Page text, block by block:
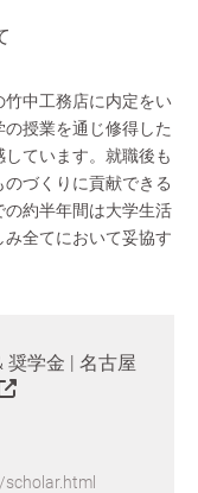
竹中工務店に内定をい
授業を通じ修得した
ています。就職後も
づくりに貢献できる
の約半年間は大学生活
全てにおいて妥協す
奨学金 | 名古屋